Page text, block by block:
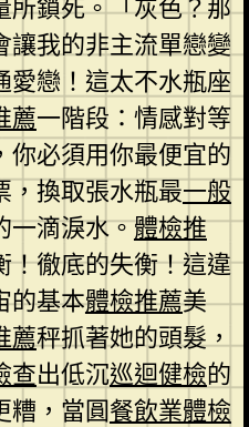
所鎖死。「灰色？那
讓我的非主流單戀變
愛戀！這太不水瓶座
薦一階段：情感對等
你必須用你最便宜的
，換取張水瓶最一般
一滴淚水。體檢推
！徹底的失衡！這違
的基本體檢推薦美
薦秤抓著她的頭髮，
查出低沉巡迴健檢的
糟，當圓餐飲業體檢